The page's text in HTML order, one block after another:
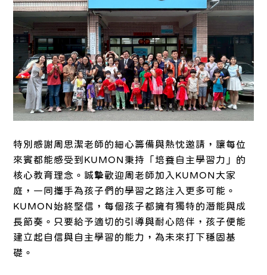
特別感謝周思潔老師的細心籌備與熱忱邀請，讓每位
來賓都能感受到KUMON秉持「培養自主學習力」的
核心教育理念。誠摯歡迎周老師加入KUMON大家
庭，一同攜手為孩子們的學習之路注入更多可能。
KUMON始終堅信，每個孩子都擁有獨特的潛能與成
長節奏。只要給予適切的引導與耐心陪伴，孩子便能
建立起自信與自主學習的能力，為未來打下穩固基
礎。